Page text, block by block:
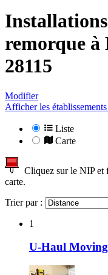
remorque à
28115
Modifier
Afficher les
Liste
Carte
Cliquez sur le NIP et
carte.
Trier par :
1
U-Haul